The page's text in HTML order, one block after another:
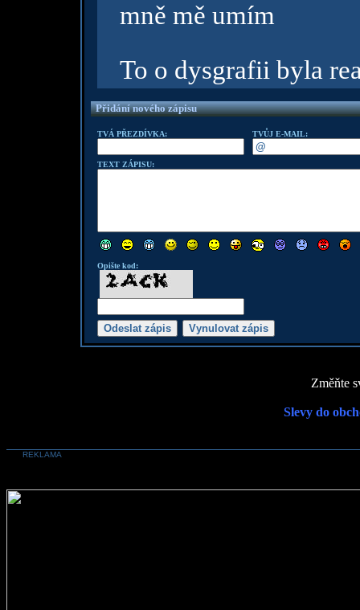
mně mě umím
To o dysgrafii byla
Přidání nového zápisu
TVÁ PŘEZDÍVKA: TVŮJ E-MAIL:
TEXT ZÁPISU:
Opište kod:
Změňte
Slevy do
REKLAMA